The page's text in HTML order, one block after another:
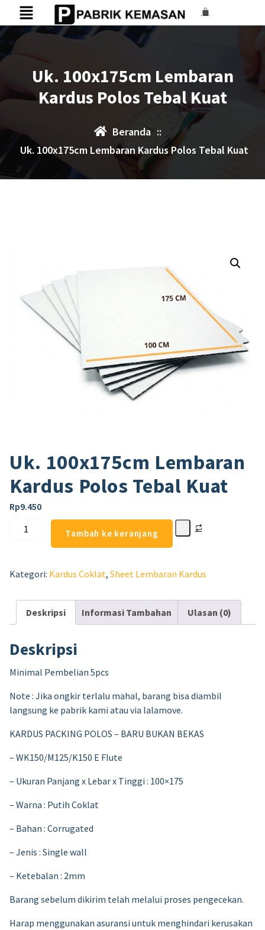
Uk. 100x175cm Lembaran
Kardus Polos Tebal Kuat
Beranda ::
Uk. 100x175cm Lembaran Kardus Polos Tebal Kuat
Uk. 100x175cm Lembaran
Kardus Polos Tebal Kuat
Rp9.450
Tambah ke keranjang
Kategori: Kardus Coklat, ⁠Sheet Lembaran Kardus
Deskripsi Informasi Tambahan Ulasan (0)
Deskripsi
Minimal Pembelian 5pcs
Note : Jika ongkir terlalu mahal, barang bisa diambil
langsung ke pabrik kami atau via lalamove.
KARDUS PACKING POLOS – BARU BUKAN BEKAS
– WK150/M125/K150 E Flute
– Ukuran Panjang x Lebar x Tinggi : 100×175
– Warna : Putih Coklat
– Bahan : Corrugated
– Jenis : Single wall
– Ketebalan : 2mm
Barang sebelum dikirim telah melalui proses pengecekan.
Harap menggunakan asuransi untuk menghindari kerusakan